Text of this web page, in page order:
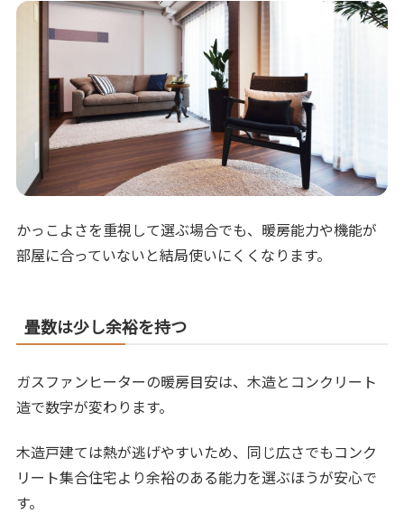
かっこよさを重視して選ぶ場合でも、暖房能力や機能が
部屋に合っていないと結局使いにくくなります。
畳数は少し余裕を持つ
ガスファンヒーターの暖房目安は、木造とコンクリート
造で数字が変わります。
木造戸建ては熱が逃げやすいため、同じ広さでもコンク
リート集合住宅より余裕のある能力を選ぶほうが安心で
す。